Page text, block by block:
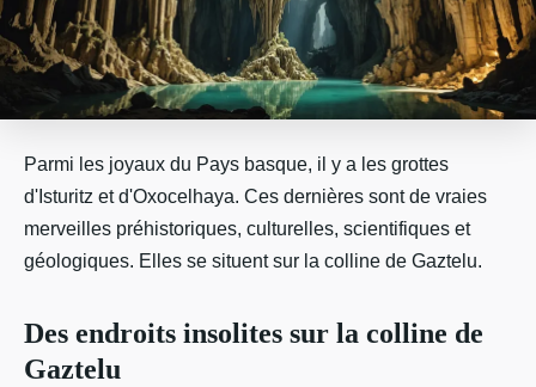
Parmi les joyaux du Pays basque, il y a les grottes
d'Isturitz et d'Oxocelhaya. Ces dernières sont de vraies
merveilles préhistoriques, culturelles, scientifiques et
géologiques. Elles se situent sur la colline de Gaztelu.
Des endroits insolites sur la colline de
Gaztelu